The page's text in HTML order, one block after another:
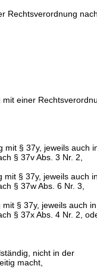
Rechtsverordnung
einer
mit § 37y, jeweils auch
§ 37v Abs. 3 Nr. 2,
mit § 37y, jeweils auch
§ 37w Abs. 6 Nr. 3,
§ 37y, jeweils auch in
§ 37x Abs. 4 Nr. 2,
nicht in der
macht,